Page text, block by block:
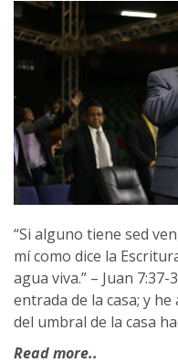
“Si alguno tiene sed
mí como dice la
agua viva.” – Juan
entrada de la casa; y
del umbral de la casa
Read more..